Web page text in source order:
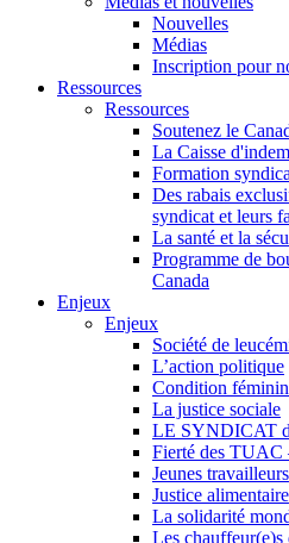
Nouvelles
Médias
Inscription pour
Ressources
Ressources
Soutenez le
La Caisse
Formation
Des rabais
syndicat et leurs
La santé et la
Programme de
Canada
Enjeux
Enjeux
Société de
L’action politique
Condition
La justice sociale
LE SYNDICAT
Fierté des TUAC
Jeunes travailleurs
Justice alimentaire
La solidarité
Les chauffeur(e)s